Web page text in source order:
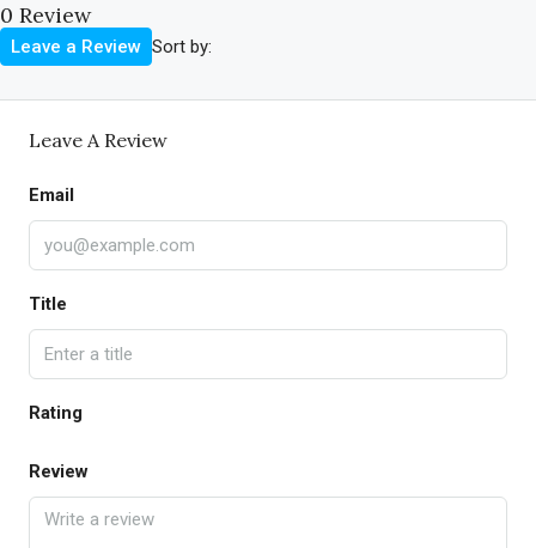
0 Review
Sort by:
Leave a Review
Leave A Review
Email
Title
Rating
Review